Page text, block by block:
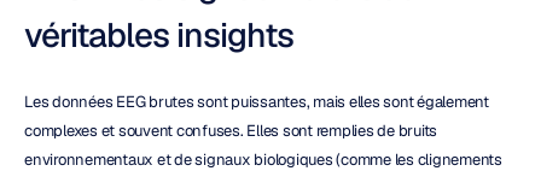
véritables insights
Les données EEG brutes sont puissantes, mais elles sont également
complexes et souvent confuses. Elles sont remplies de bruits
environnementaux et de signaux biologiques (comme les clignements